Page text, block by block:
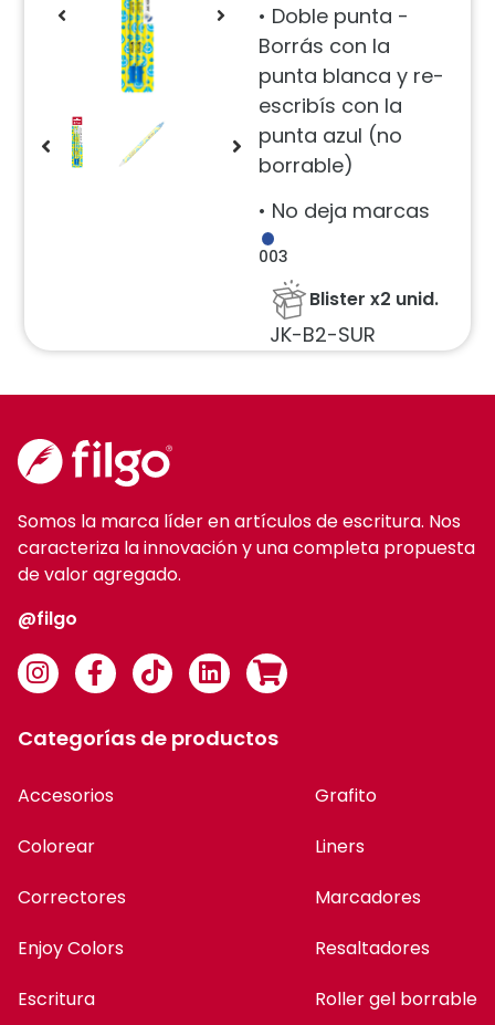
• Doble punta -
Borrás con la
punta blanca y re-
escribís con la
punta azul (no
borrable)
• No deja marcas
003
Blister x2 unid.
JK-B2-SUR
Somos la marca líder en artículos de escritura. Nos
caracteriza la innovación y una completa propuesta
de valor agregado.
@filgo
Categorías de productos
Accesorios
Colorear
Correctores
Enjoy Colors
Escritura
Grafito
Liners
Marcadores
Resaltadores
Roller gel borrable